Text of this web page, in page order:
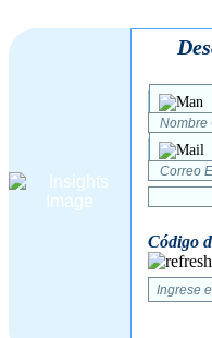
Código